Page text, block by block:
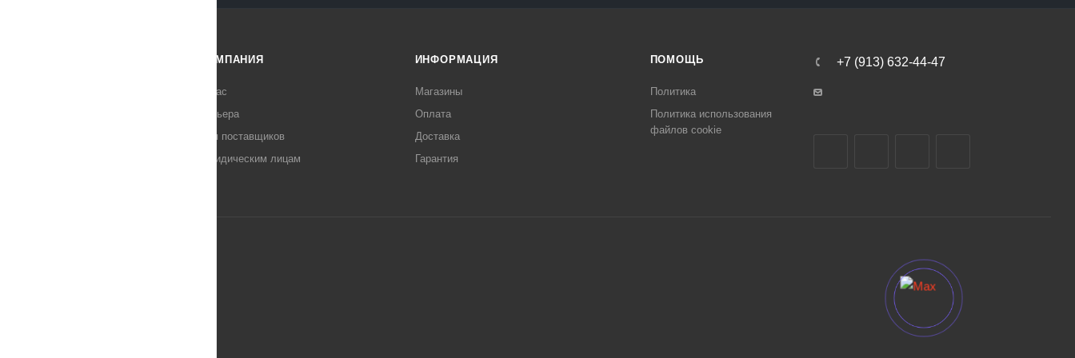
КОМПАНИЯ
О нас
Карьера
Для поставщиков
Юридическим лицам
ИНФОРМАЦИЯ
Магазины
Оплата
Доставка
Гарантия
ПОМОЩЬ
Политика
Политика использования
файлов cookie
+7 (913) 632-44-47